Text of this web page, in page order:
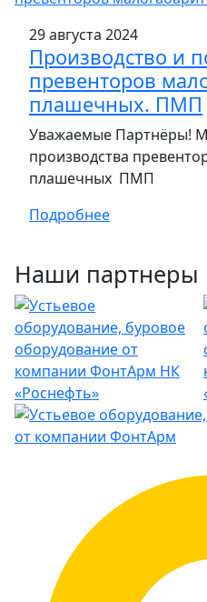
29 августа 2024
Производство и
превенторов
плашечных. ПМП
Уважаемые Партнёры!
производства
плашечных ПМП
Подробнее
Наши партнеры